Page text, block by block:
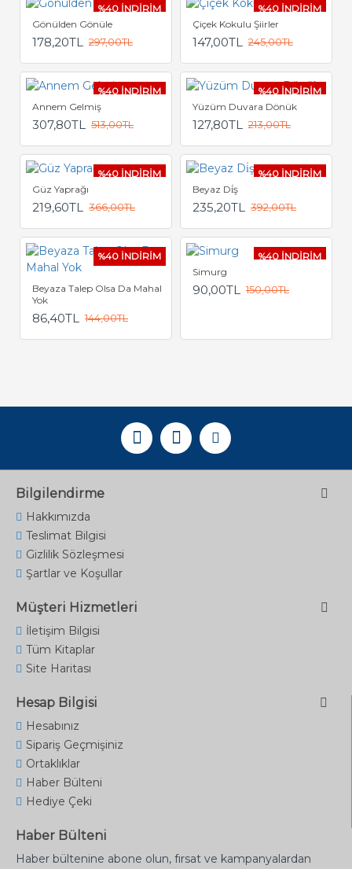
%40 İNDİRİM
Gönülden Gönüle
178,20TL 297,00TL
%40 İNDİRİM
Çiçek Kokulu Şiirler
147,00TL 245,00TL
%40 İNDİRİM
Annem Gelmiş
307,80TL 513,00TL
%40 İNDİRİM
Yüzüm Duvara Dönük
127,80TL 213,00TL
%40 İNDİRİM
Güz Yaprağı
219,60TL 366,00TL
%40 İNDİRİM
Beyaz Di̇ş
235,20TL 392,00TL
%40 İNDİRİM
Beyaza Talep Olsa Da Mahal
Yok
86,40TL 144,00TL
%40 İNDİRİM
Simurg
90,00TL 150,00TL
Bilgilendirme
Hakkımızda
Teslimat Bilgisi
Gizlilik Sözleşmesi
Şartlar ve Koşullar
Müşteri Hizmetleri
İletişim Bilgisi
Tüm Kitaplar
Site Haritası
Hesap Bilgisi
Hesabınız
Sipariş Geçmişiniz
Ortaklıklar
Haber Bülteni
Hediye Çeki
Haber Bülteni
Haber bültenine abone olun, fırsat ve kampanyalardan